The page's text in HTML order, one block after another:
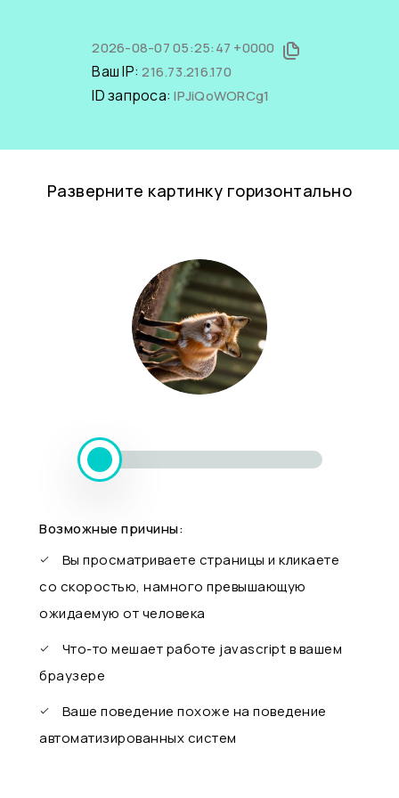
2026-08-07 05:25:47 +0000
Ваш IP:216.73.216.170
ID запроса:lPJiQoWORCg1
Разверните картинку горизонтально
Возможные причины:
Вы просматриваете страницы и кликаете
со скоростью, намного превышающую
ожидаемую от человека
Что-то мешает работе javascript в вашем
браузере
Ваше поведение похоже на поведение
автоматизированных систем